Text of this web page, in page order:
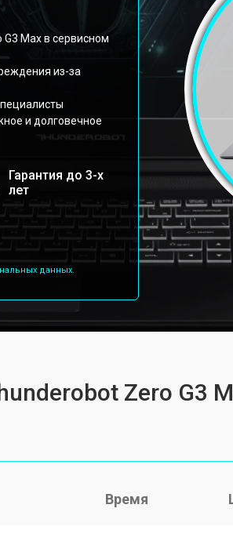
Max в сервисном
из-за
и долговечное
Гарантия до 3-х
лет
данных.
Zero G3
Время